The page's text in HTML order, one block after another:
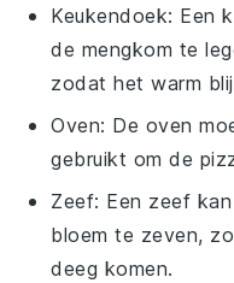
Keukendoek: Een
de mengkom te
zodat het warm
Oven: De oven
gebruikt om de
Zeef: Een zeef
bloem te zeven,
deeg komen.